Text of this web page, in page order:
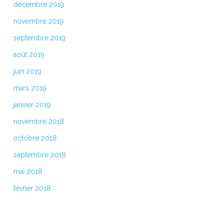
décembre 2019
novembre 2019
septembre 2019
août 2019
juin 2019
mars 2019
janvier 2019
novembre 2018
octobre 2018
septembre 2018
mai 2018
février 2018